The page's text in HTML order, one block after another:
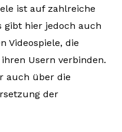
ist auf zahlreiche
gibt hier jedoch auch
Videospiele, die
Usern verbinden.
auch über die
der